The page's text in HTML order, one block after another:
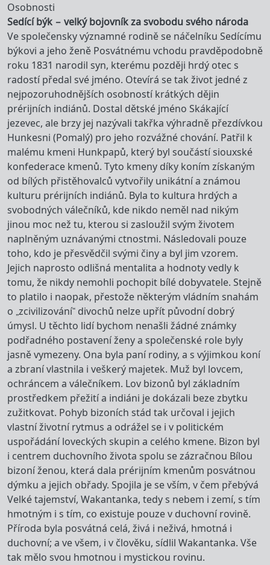
Osobnosti
Sedící býk – velký bojovník za svobodu svého národa
Ve společensky významné rodině se náčelníku Sedícímu
býkovi a jeho ženě Posvátnému vchodu pravděpodobně
roku 1831 narodil syn, kterému později hrdý otec s
radostí předal své jméno. Otevírá se tak život jedné z
nejpozoruhodnějších osobností krátkých dějin
prérijních indiánů. Dostal dětské jméno Skákající
jezevec, ale brzy jej nazývali takřka výhradně přezdívkou
Hunkesni (Pomalý) pro jeho rozvážné chování. Patřil k
malému kmeni Hunkpapů, který byl součástí siouxské
konfederace kmenů. Tyto kmeny díky koním získaným
od bílých přistěhovalců vytvořily unikátní a známou
kulturu prérijních indiánů. Byla to kultura hrdých a
svobodných válečníků, kde nikdo neměl nad nikým
jinou moc než tu, kterou si zasloužil svým životem
naplněným uznávanými ctnostmi. Následovali pouze
toho, kdo je přesvědčil svými činy a byl jim vzorem.
Jejich naprosto odlišná mentalita a hodnoty vedly k
tomu, že nikdy nemohli pochopit bílé dobyvatele. Stejně
to platilo i naopak, přestože některým vládním snahám
o „zcivilizování“ divochů nelze upřít původní dobrý
úmysl. U těchto lidí bychom nenašli žádné známky
podřadného postavení ženy a společenské role byly
jasně vymezeny. Ona byla paní rodiny, a s výjimkou koní
a zbraní vlastnila i veškerý majetek. Muž byl lovcem,
ochráncem a válečníkem. Lov bizonů byl základním
prostředkem přežití a indiáni je dokázali beze zbytku
zužitkovat. Pohyb bizoních stád tak určoval i jejich
vlastní životní rytmus a odrážel se i v politickém
uspořádání loveckých skupin a celého kmene. Bizon byl
i centrem duchovního života spolu se zázračnou Bílou
bizoní ženou, která dala prérijním kmenům posvátnou
dýmku a jejich obřady. Spojila je se vším, v čem přebývá
Velké tajemství, Wakantanka, tedy s nebem i zemí, s tím
hmotným i s tím, co existuje pouze v duchovní rovině.
Příroda byla posvátná celá, živá i neživá, hmotná i
duchovní; a ve všem, i v člověku, sídlil Wakantanka. Vše
tak mělo svou hmotnou i mystickou rovinu.